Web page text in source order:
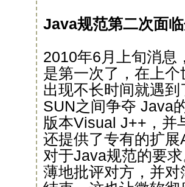
Java规范第二次面
2010年6月上旬消息
是第一次了，在上
出现不长时间就遇
SUN之间争夺 Java
版本Visual J++，并
还提供了专有的扩
对于Java规范的要
薄地批评对方，并